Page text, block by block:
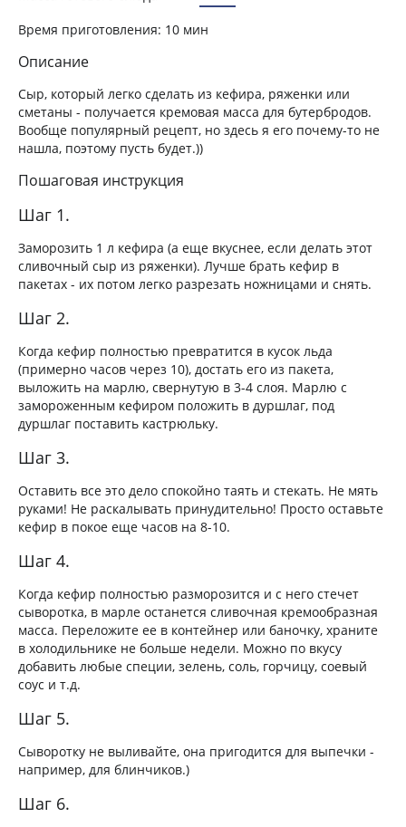
Время приготовления: 10 мин
Описание
Сыр, который легко сделать из кефира, ряженки или
сметаны - получается кремовая масса для бутербродов.
Вообще популярный рецепт, но здесь я его почему-то не
нашла, поэтому пусть будет.))
Пошаговая инструкция
Шаг 1.
Заморозить 1 л кефира (а еще вкуснее, если делать этот
сливочный сыр из ряженки). Лучше брать кефир в
пакетах - их потом легко разрезать ножницами и снять.
Шаг 2.
Когда кефир полностью превратится в кусок льда
(примерно часов через 10), достать его из пакета,
выложить на марлю, свернутую в 3-4 слоя. Марлю с
замороженным кефиром положить в дуршлаг, под
дуршлаг поставить кастрюльку.
Шаг 3.
Оставить все это дело спокойно таять и стекать. Не мять
руками! Не раскалывать принудительно! Просто оставьте
кефир в покое еще часов на 8-10.
Шаг 4.
Когда кефир полностью разморозится и с него стечет
сыворотка, в марле останется сливочная кремообразная
масса. Переложите ее в контейнер или баночку, храните
в холодильнике не больше недели. Можно по вкусу
добавить любые специи, зелень, соль, горчицу, соевый
соус и т.д.
Шаг 5.
Сыворотку не выливайте, она пригодится для выпечки -
например, для блинчиков.)
Шаг 6.